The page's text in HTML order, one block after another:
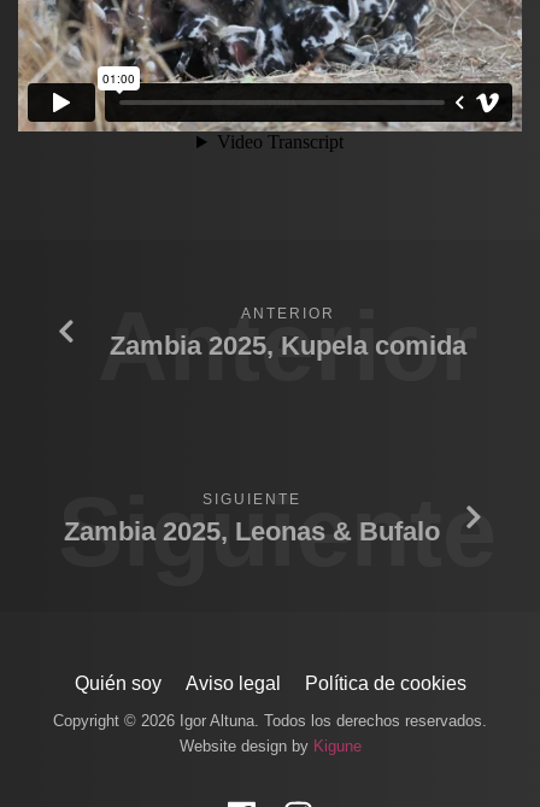
Anterior
ANTERIOR
Zambia 2025, Kupela comida
Siguiente
SIGUIENTE
Zambia 2025, Leonas & Bufalo
Quién soy Aviso legal Política de cookies
Copyright © 2026 Igor Altuna. Todos los derechos reservados.
Website design by Kigune